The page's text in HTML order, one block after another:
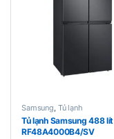
Samsung Tủ lạnh
Tủ lạnh Samsung 488 lít
RF48A4000B4/SV